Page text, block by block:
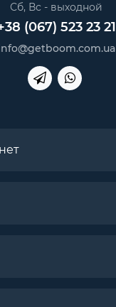
Сб, Вс - выходной
(067) 523 23 21